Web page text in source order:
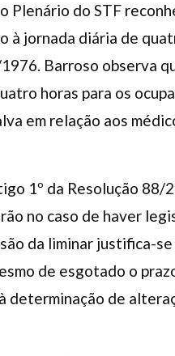
Plenário do STF
à jornada diária de
Barroso observa
horas para os
em relação aos
1º da Resolução 88/
no caso de haver
da liminar justifica-se
de esgotado o
determinação de